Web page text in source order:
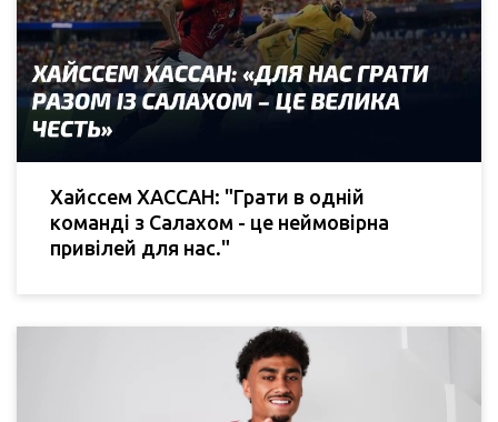
Хайссем ХАССАН: "Грати в одній
команді з Салахом - це неймовірна
привілей для нас."